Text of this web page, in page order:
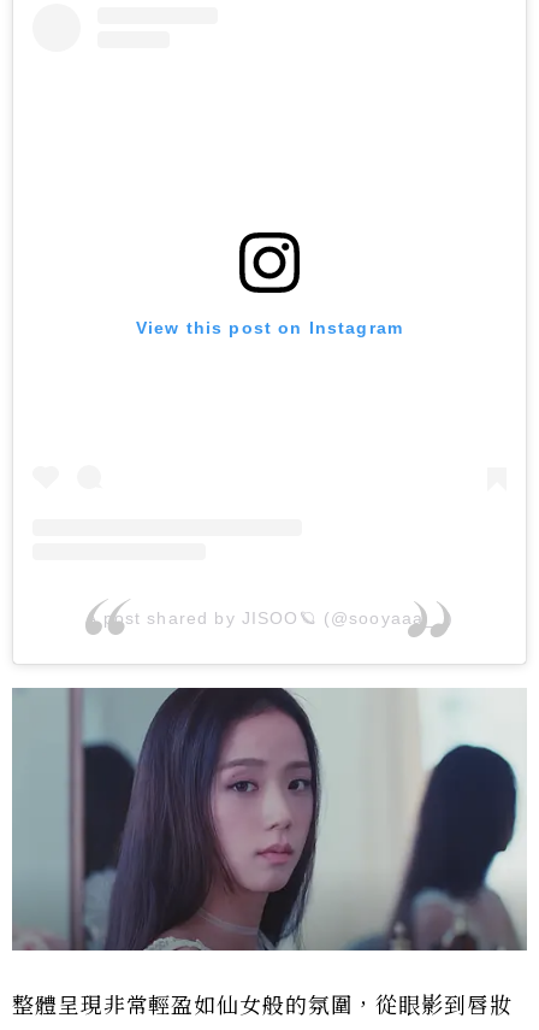
View this post on Instagram
A post shared by JISOO🪐 (@sooyaaa__)
整體呈現非常輕盈如仙女般的氛圍，從眼影到唇妝